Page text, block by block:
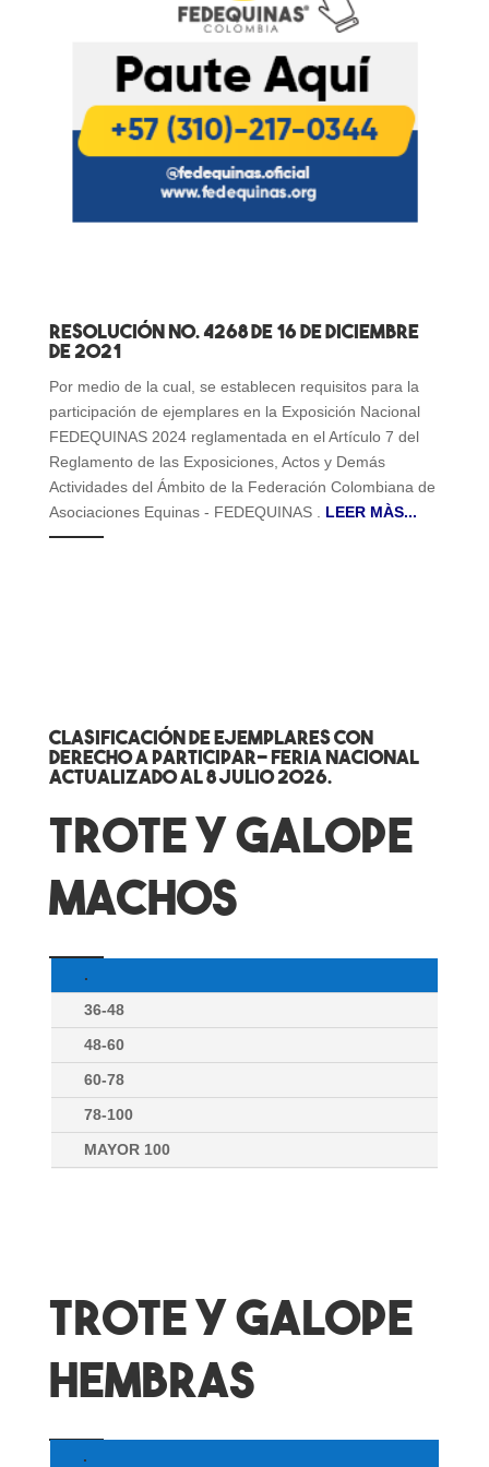
RESOLUCIÓN No. 4268 DE 16 DE DICIEMBRE
DE 2021
Por medio de la cual, se establecen requisitos para la
participación de ejemplares en la Exposición Nacional
FEDEQUINAS 2024 reglamentada en el Artículo 7 del
Reglamento de las Exposiciones, Actos y Demás
Actividades del Ámbito de la Federación Colombiana de
Asociaciones Equinas - FEDEQUINAS .
LEER MÀS...
Clasificación de Ejemplares con
derecho a participar- Feria Nacional
actualizado al 8 julio 2026.
TROTE Y GALOPE
MACHOS
.
36-48
48-60
60-78
78-100
MAYOR 100
TROTE Y GALOPE
HEMBRAS
.